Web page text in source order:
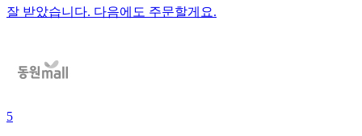
잘 받았습니다. 다음에도 주문할게요.
5